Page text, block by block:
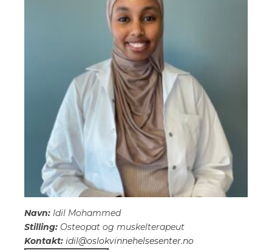
Navn: Idil Mohammed
Stilling: Osteopat og muskelterapeut
Kontakt: idil@oslokvinnehelsesenter.no